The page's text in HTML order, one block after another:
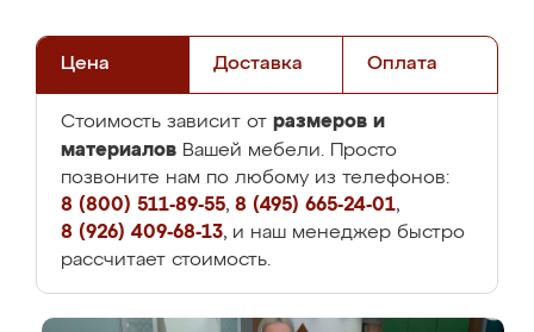
Цена Доставка Оплата
Стоимость зависит от размеров и
материалов Вашей мебели. Просто
позвоните нам по любому из телефонов:
8 (800) 511-89-55, 8 (495) 665-24-01,
8 (926) 409-68-13, и наш менеджер быстро
рассчитает стоимость.